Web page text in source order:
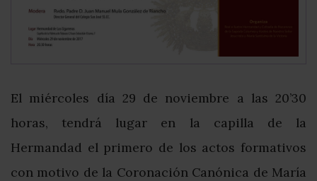
El miércoles día 29 de noviembre a las 20’30
horas, tendrá lugar en la capilla de la
Hermandad el primero de los actos formativos
con motivo de la Coronación Canónica de María